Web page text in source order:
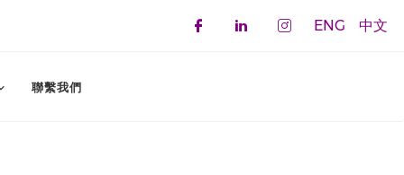
ENG 中文
聯繫我們